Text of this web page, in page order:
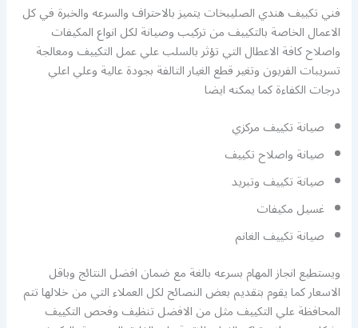
فني تكييف هندي الصليبخات يتميز بالاحتراف والسرعه والخبرة في كل
الاعمال الخاصة بالتكييف من تركيب وصيانة لكل انواع المكيفات
واصلاح كافة الاعطال التي تؤثر بالسلب علي عمل التكييف ومعالجة
تسريبات الفريون وتغير قطع الغيار التالفة بجودة عالية وعلي اعلي
درجات الكفاءة كما يمكنه ايضا
صيانة تكييف مركزي
صيانة واصلاح تكييف
صيانة تكييف وتبريد
غسيل مكيفات
صيانة تكييف الغانم
ويستطيع انجاز المهام بسرعه بالغة مع ضمان افضل النتائج وباقل
الاسعار كما يقوم بتقديم بعض النصائح لكل العملاء التي من خلالها تتم
المحافظة علي التكييف مثل من الافضل تنظيف وفحص التكييف